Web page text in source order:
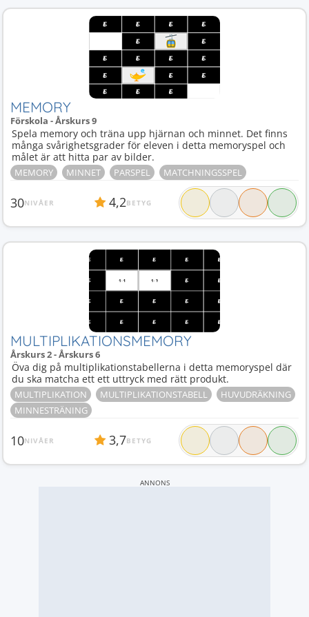
MEMORY
Förskola - Årskurs 9
Spela memory och träna upp hjärnan och minnet. Det finns
många svårighetsgrader för eleven i detta memoryspel och
målet är att hitta par av bilder.
MEMORY MINNET PARSPEL MATCHNINGSSPEL
30NIVÅER 4,2BETYG
MULTIPLIKATIONSMEMORY
Årskurs 2 - Årskurs 6
Öva dig på multiplikationstabellerna i detta memoryspel där
du ska matcha ett ett uttryck med rätt produkt.
MULTIPLIKATION MULTIPLIKATIONSTABELL
HUVUDRÄKNING
MINNESTRÄNING
10NIVÅER 3,7BETYG
ANNONS